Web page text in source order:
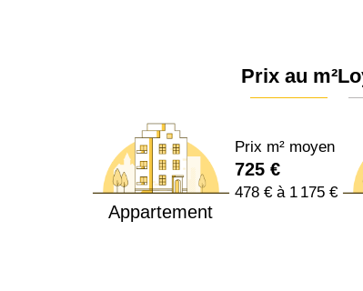
Prix au m²
Appartement
Prix m² moyen
725 €
478 € à 1 175 €